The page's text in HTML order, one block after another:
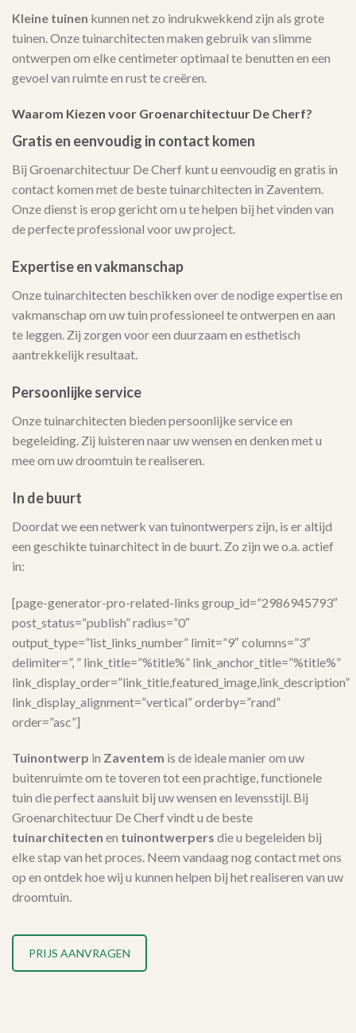
Kleine tuinen kunnen net zo indrukwekkend zijn als grote
tuinen. Onze tuinarchitecten maken gebruik van slimme
ontwerpen om elke centimeter optimaal te benutten en een
gevoel van ruimte en rust te creëren.
Waarom Kiezen voor Groenarchitectuur De Cherf?
Gratis en eenvoudig in contact komen
Bij Groenarchitectuur De Cherf kunt u eenvoudig en gratis in
contact komen met de beste tuinarchitecten in Zaventem.
Onze dienst is erop gericht om u te helpen bij het vinden van
de perfecte professional voor uw project.
Expertise en vakmanschap
Onze tuinarchitecten beschikken over de nodige expertise en
vakmanschap om uw tuin professioneel te ontwerpen en aan
te leggen. Zij zorgen voor een duurzaam en esthetisch
aantrekkelijk resultaat.
Persoonlijke service
Onze tuinarchitecten bieden persoonlijke service en
begeleiding. Zij luisteren naar uw wensen en denken met u
mee om uw droomtuin te realiseren.
In de buurt
Doordat we een netwerk van tuinontwerpers zijn, is er altijd
een geschikte tuinarchitect in de buurt. Zo zijn we o.a. actief
in:
[page-generator-pro-related-links group_id=”2986945793″
post_status=”publish” radius=”0″
output_type=”list_links_number” limit=”9″ columns=”3″
delimiter=”, ” link_title=”%title%” link_anchor_title=”%title%”
link_display_order=”link_title,featured_image,link_description”
link_display_alignment=”vertical” orderby=”rand”
order=”asc”]
Tuinontwerp in Zaventem is de ideale manier om uw
buitenruimte om te toveren tot een prachtige, functionele
tuin die perfect aansluit bij uw wensen en levensstijl. Bij
Groenarchitectuur De Cherf vindt u de beste
tuinarchitecten en tuinontwerpers die u begeleiden bij
elke stap van het proces. Neem vandaag nog contact met ons
op en ontdek hoe wij u kunnen helpen bij het realiseren van uw
droomtuin.
PRIJS AANVRAGEN